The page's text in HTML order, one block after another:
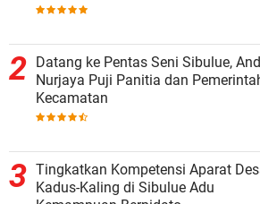
Datang ke Pentas Seni Sibulue,
Nurjaya Puji Panitia dan
Kecamatan
Tingkatkan Kompetensi Aparat
Kadus-Kaling di Sibulue Adu